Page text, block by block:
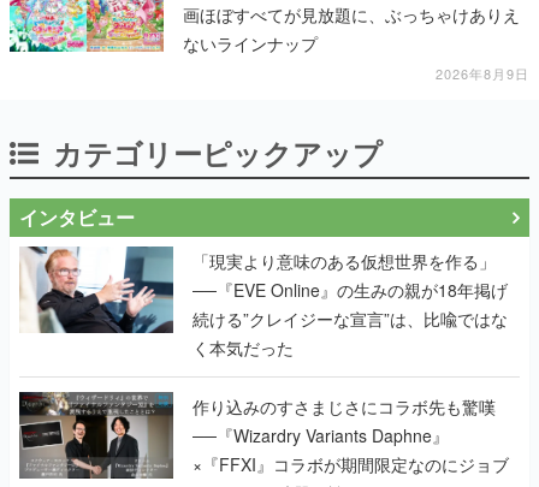
画ほぼすべてが見放題に、ぶっちゃけありえ
ないラインナップ
2026年8月9日
カテゴリーピックアップ
インタビュー
「現実より意味のある仮想世界を作る」
──『EVE Online』の生みの親が18年掲げ
続ける”クレイジーな宣言”は、比喩ではな
く本気だった
作り込みのすさまじさにコラボ先も驚嘆
──『Wizardry Variants Daphne』
×『FFXI』コラボが期間限定なのにジョブ